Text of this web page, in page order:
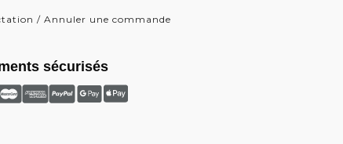
/ Annuler une commande
sécurisés